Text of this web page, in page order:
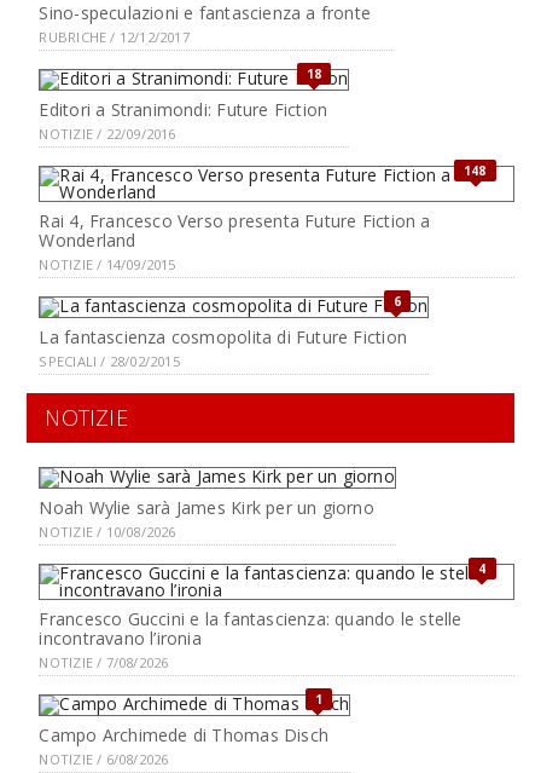
Sino-speculazioni e fantascienza a fronte
RUBRICHE / 12/12/2017
18
Editori a Stranimondi: Future Fiction
NOTIZIE / 22/09/2016
148
Rai 4, Francesco Verso presenta Future Fiction a
Wonderland
NOTIZIE / 14/09/2015
6
La fantascienza cosmopolita di Future Fiction
SPECIALI / 28/02/2015
NOTIZIE
Noah Wylie sarà James Kirk per un giorno
NOTIZIE / 10/08/2026
4
Francesco Guccini e la fantascienza: quando le stelle
incontravano l’ironia
NOTIZIE / 7/08/2026
1
Campo Archimede di Thomas Disch
NOTIZIE / 6/08/2026